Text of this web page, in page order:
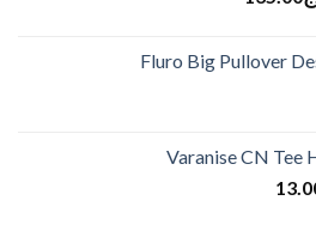
Fluro Big Pullover
Varanise CN Tee
السعر